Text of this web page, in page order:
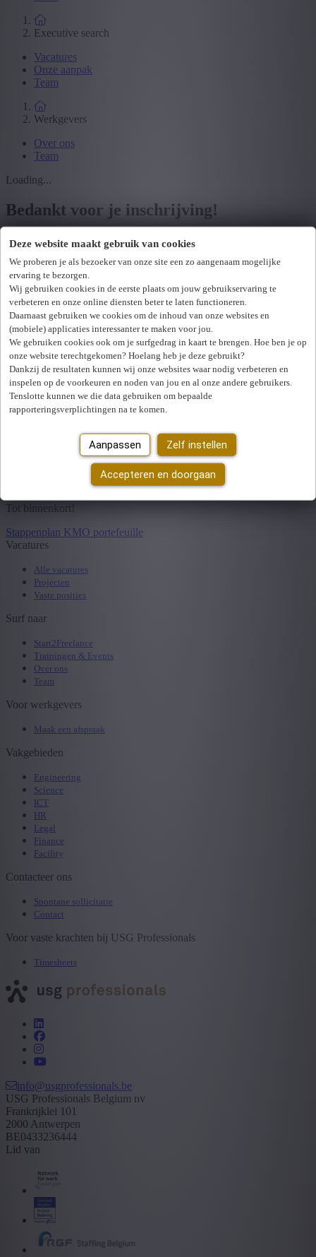
Deze website maakt gebruik van cookies
We proberen je als bezoeker van onze site een zo aangenaam mogelijke
ervaring te bezorgen.
Wij gebruiken cookies in de eerste plaats om jouw gebruikservaring te
verbeteren en onze online diensten beter te laten functioneren.
Daarnaast gebruiken we cookies om de inhoud van onze websites en
(mobiele) applicaties interessanter te maken voor jou.
We gebruiken cookies ook om je surfgedrag in kaart te brengen. Hoe ben je op
onze website terechtgekomen? Hoelang heb je deze gebruikt?
Dankzij de resultaten kunnen wij onze websites waar nodig verbeteren en
inspelen op de voorkeuren en noden van jou en al onze andere gebruikers.
Tenslotte kunnen we die data gebruiken om bepaalde
rapporteringsverplichtingen na te komen.
Aanpassen Zelf instellen
Accepteren en doorgaan
Executive search
Vacatures
Onze aanpak
Team
Werkgevers
Over ons
Team
Loading...
Bedankt voor je inschrijving!
We kijken ernaar uit om je binnenkort te verwelkomen op onze
Goed nieuws: deze opleiding komt in aanmerking voor steun via de
KMO-portefeuille. Afhankelijk van de grootte van je onderneming
kan je hierdoor genieten van een subsidie op de opleidingskost.
Om je aanvraag vlot en correct te laten verlopen, hebben we een
praktisch stappenplan opgesteld. Hierin leggen we eenvoudig uit:
hoe je de subsidie aanvraagt via de KMO-portefeuille;
welke bedragen je zelf betaalt en via welke weg;
welke stappen je moet doorlopen om optimaal gebruik te
Je kan het volledige stappenplan hieronder downloaden.
Vergeet niet om je aanvraag tijdig in te dienen en alle stappen correct
Tot binnenkort!
Stappenplan KMO portefeuille
Vacatures
Alle vacatures
Projecten
Vaste posities
Surf naar
Start2Freelance
Trainingen & Events
Over ons
Team
Voor werkgevers
Maak een afspraak
Vakgebieden
Engineering
Science
ICT
HR
Legal
Finance
Facility
Contacteer ons
Spontane sollicitatie
Contact
Voor vaste krachten bij USG Professionals
Timesheets
info@usgprofessionals.be
USG Professionals Belgium nv
Frankrijklei 101
2000 Antwerpen
BE0433236444
Lid van